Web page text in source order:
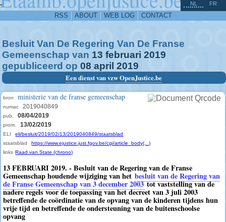
-
RSS ABOUT WEB LOG CONTACT
NL FR
Besluit Van De Regering Van De Franse
Gemeenschap van 13 februari 2019
gepubliceerd op 08 april 2019
Een dienst van vzw OpenJustice.be
bron ministerie van de franse gemeenschap
numac 2019040849
pub. 08/04/2019
prom. 13/02/2019
ELI
eli/besluit/2019/02/13/2019040849/staatsblad
staatsblad
https://www.ejustice.just.fgov.be/cgi/article_body(...)
links Raad van State (chrono)
13 FEBRUARI 2019. - Besluit van de Regering van de Franse
Gemeenschap houdende wijziging van het besluit van de Regering van
de Franse Gemeenschap van 3 december 2003tot vaststelling van de
nadere regels voor de toepassing van het decreet van 3 juli 2003
betreffende de coördinatie van de opvang van de kinderen tijdens hun
vrije tijd en betreffende de ondersteuning van de buitenschoolse
opvang
^